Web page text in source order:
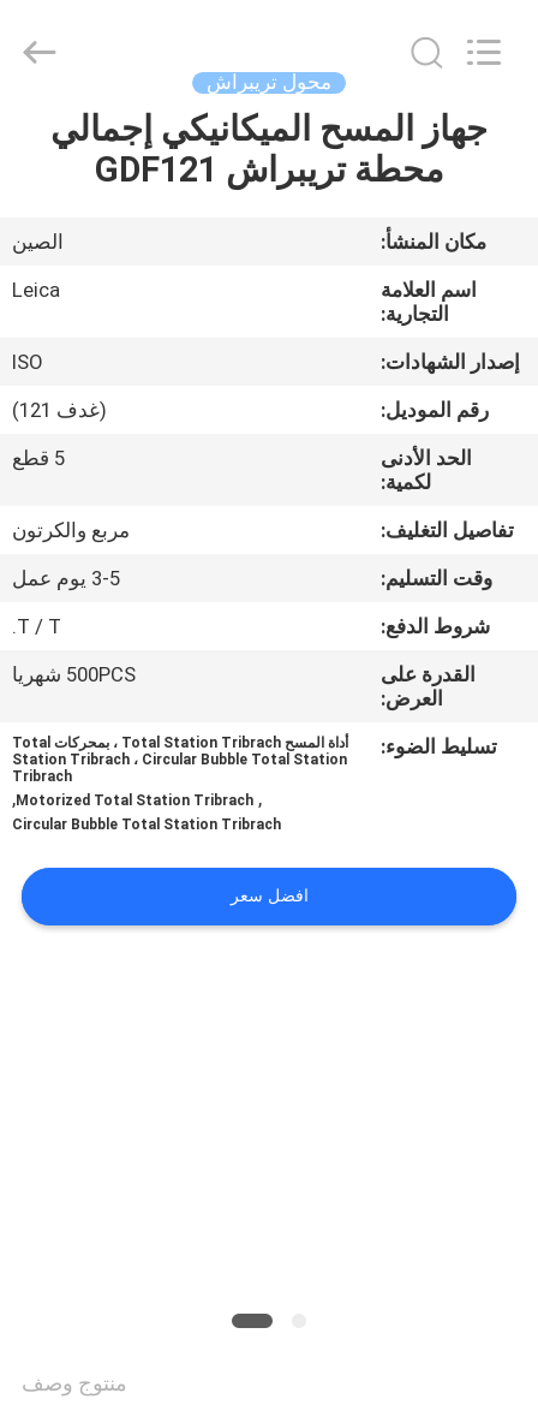
منزل،
منتجات
معلومات
عنا
جولة
المعمل
مراقبة
الجودة
اقتباس
Instrument
Co.,Ltd.
محول تريبراش
جهاز المسح الميكانيكي إجمالي
محطة تريبراش GDF121
مكان المنشأ:
الصين
اسم العلامة
التجارية:
Leica
إصدار الشهادات:
ISO
رقم الموديل:
(غدف 121)
الحد الأدنى
لكمية:
5 قطع
تفاصيل التغليف:
مربع والكرتون
وقت التسليم:
3-5 يوم عمل
شروط الدفع:
T / T.
القدرة على
العرض:
500PCS شهريا
تسليط الضوء:
أداة المسح Total Station Tribrach ، بمحركات Total
Station Tribrach ، Circular Bubble Total Station
Tribrach
,
Motorized Total Station Tribrach
,
Circular Bubble Total Station Tribrach
افضل سعر
منتوج وصف